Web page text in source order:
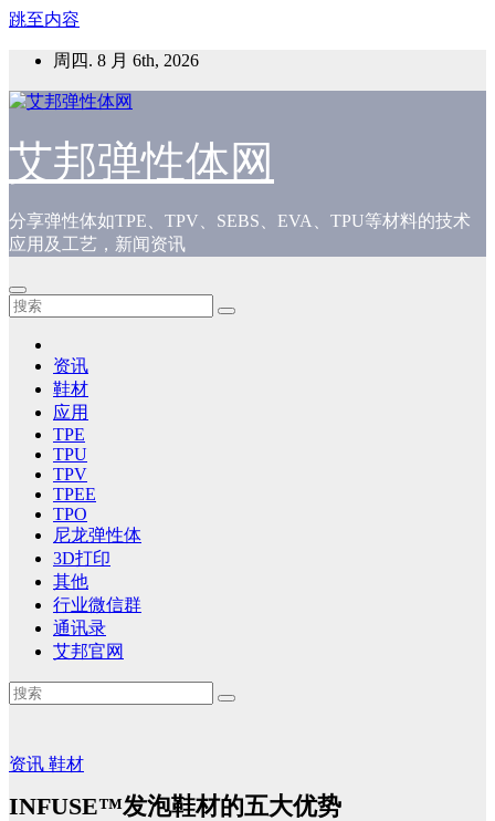
跳至内容
周四. 8 月 6th, 2026
艾邦弹性体网
分享弹性体如TPE、TPV、SEBS、EVA、TPU等材料的技术
应用及工艺，新闻资讯
资讯
鞋材
应用
TPE
TPU
TPV
TPEE
TPO
尼龙弹性体
3D打印
其他
行业微信群
通讯录
艾邦官网
资讯 鞋材
INFUSE™发泡鞋材的五大优势